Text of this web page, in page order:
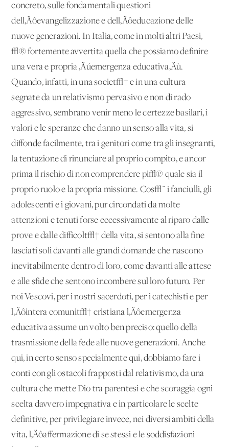
concreto, sulle fondamentali questioni
dell‚Äôevangelizzazione e dell‚Äôeducazione delle
nuove generazioni. In Italia, come in molti altri Paesi,
√® fortemente avvertita quella che possiamo definire
una vera e propria ‚Äúemergenza educativa‚Äù.
Quando, infatti, in una societ√† e in una cultura
segnate da un relativismo pervasivo e non di rado
aggressivo, sembrano venir meno le certezze basilari, i
valori e le speranze che danno un senso alla vita, si
diffonde facilmente, tra i genitori come tra gli insegnanti,
la tentazione di rinunciare al proprio compito, e ancor
prima il rischio di non comprendere pi√π quale sia il
proprio ruolo e la propria missione. Cos√¨ i fanciulli, gli
adolescenti e i giovani, pur circondati da molte
attenzioni e tenuti forse eccessivamente al riparo dalle
prove e dalle difficolt√† della vita, si sentono alla fine
lasciati soli davanti alle grandi domande che nascono
inevitabilmente dentro di loro, come davanti alle attese
e alle sfide che sentono incombere sul loro futuro. Per
noi Vescovi, per i nostri sacerdoti, per i catechisti e per
l‚Äôintera comunit√† cristiana l‚Äôemergenza
educativa assume un volto ben preciso: quello della
trasmissione della fede alle nuove generazioni. Anche
qui, in certo senso specialmente qui, dobbiamo fare i
conti con gli ostacoli frapposti dal relativismo, da una
cultura che mette Dio tra parentesi e che scoraggia ogni
scelta davvero impegnativa e in particolare le scelte
definitive, per privilegiare invece, nei diversi ambiti della
vita, l‚Äôaffermazione di se stessi e le soddisfazioni